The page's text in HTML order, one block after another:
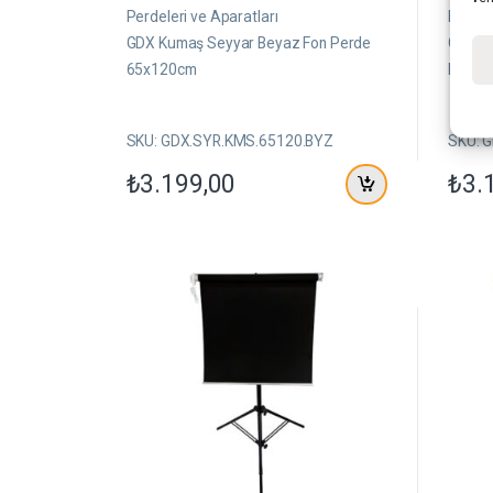
e
i
d
Perdeleri ve Aparatları
GDX Kumaş Seyyar Beyaz Fon Perde
65x120cm
SKU: GDX.SYR.KMS.65120.BYZ
₺3.199,00
e
i
d
GDX
SKU:
₺